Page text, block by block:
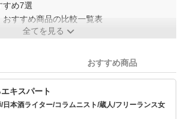
すめ7選
おすすめ商品の比較一覧表
全てを見る
おすすめ商品
キスパート
日本酒ライター/コラムニスト/蔵人/フリーランス女